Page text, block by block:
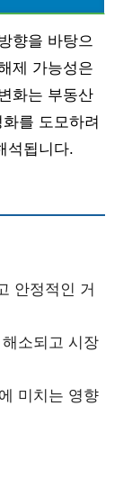
향을 바탕으
제 가능성은
화는 부동산
를 도모하려
석됩니다.
안정적인 거
소되고 시장
미치는 영향